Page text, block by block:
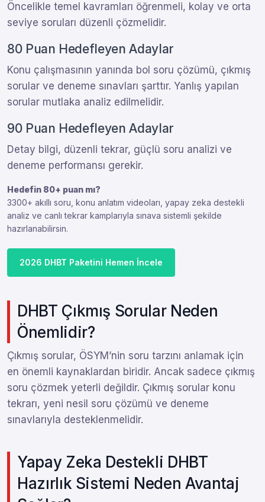
Öncelikle temel kavramları öğrenmeli, kolay ve orta
seviye soruları düzenli çözmelidir.
80 Puan Hedefleyen Adaylar
Konu çalışmasının yanında bol soru çözümü, çıkmış
sorular ve deneme sınavları şarttır. Yanlış yapılan
sorular mutlaka analiz edilmelidir.
90 Puan Hedefleyen Adaylar
Detay bilgi, düzenli tekrar, güçlü soru analizi ve
deneme performansı gerekir.
Hedefin 80+ puan mı?
3300+ akıllı soru, konu anlatım videoları, yapay zeka destekli
analiz ve canlı tekrar kamplarıyla sınava sistemli şekilde
hazırlanabilirsin.
2026 DHBT Paketini Hemen İncele
DHBT Çıkmış Sorular Neden
Önemlidir?
Çıkmış sorular, ÖSYM’nin soru tarzını anlamak için
en önemli kaynaklardan biridir. Ancak sadece çıkmış
soru çözmek yeterli değildir. Çıkmış sorular konu
tekrarı, yeni nesil soru çözümü ve deneme
sınavlarıyla desteklenmelidir.
Yapay Zeka Destekli DHBT
Hazırlık Sistemi Neden Avantaj